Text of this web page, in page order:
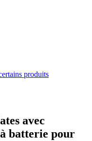
produits
avec
batterie pour